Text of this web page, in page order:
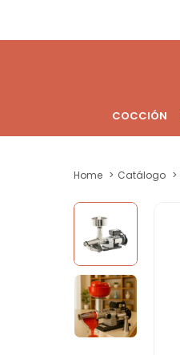
COCCIÓN
Home Catálogo